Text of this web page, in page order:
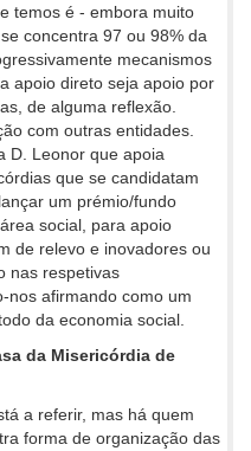
temos é - embora muito
concentra 97 ou 98% da
mecanismos
apoio direto seja apoio por
de alguma reflexão.
com outras entidades.
D. Leonor que apoia
que se candidatam
um prémio/fundo
social, para apoio
de relevo e inovadores ou
nas respetivas
nos afirmando como um
da economia social.
da Misericórdia de
a referir, mas há quem
forma de organização das